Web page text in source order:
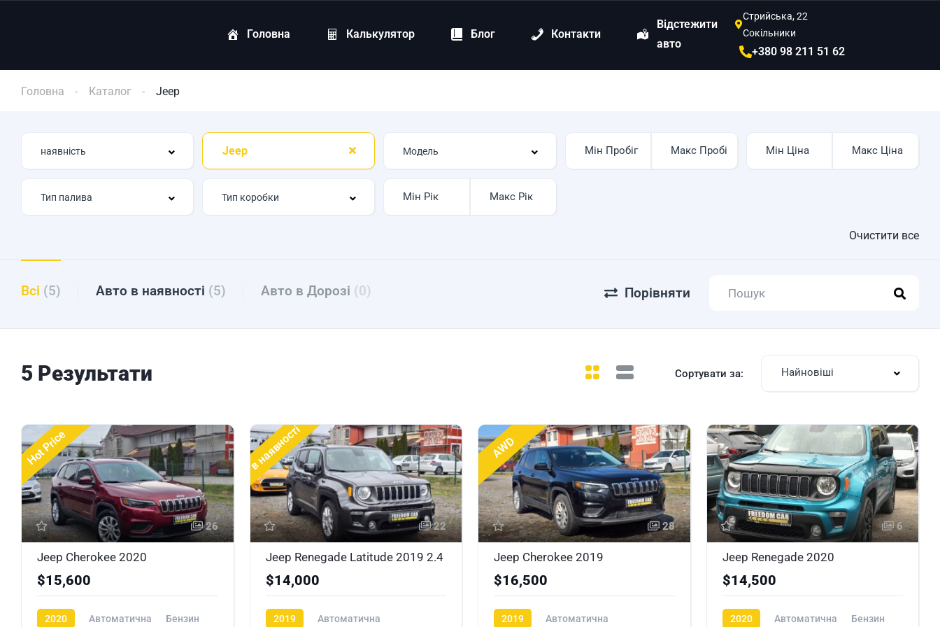
Головна Калькулятор Блог Контакти
Відстежити
авто
Стрийська, 22
Сокільники
+380 98 211 51 62
Головна Каталог Jeep
Jeep
Очистити все
Всі (5) Авто в наявності (5) Авто в Дорозі (0) Порівняти
5 Результати Сортувати за: Найновіші
Hot Price
26
Jeep Cherokee 2020
$15,600
2020 Автоматична Бензин
в наявності
22
Jeep Renegade Latitude 2019 2.4
$14,000
2019
Автоматична
AWD
28
Jeep Cherokee 2019
$16,500
2019
Автоматична
6
Jeep Renegade 2020
$14,500
2020 Автоматична Бензин